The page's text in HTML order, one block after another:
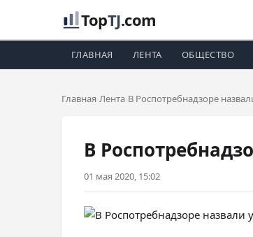
TopTJ.com
ГЛАВНАЯ ЛЕНТА ОБЩЕСТВО
Главная Лента В Роспотребнадзоре
В
01 мая 2020, 15:02